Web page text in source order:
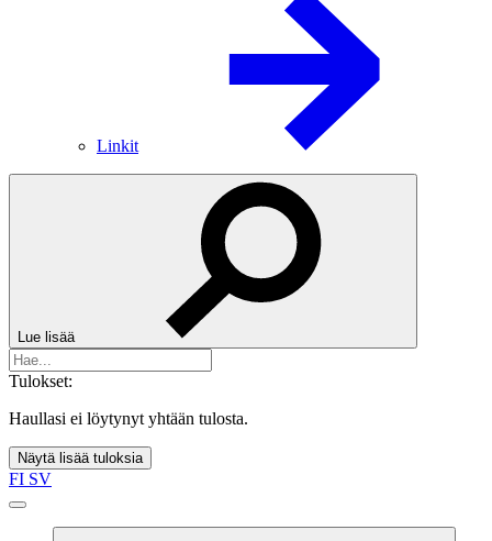
Linkit
Lue lisää
Tulokset:
Haullasi ei löytynyt yhtään tulosta.
Näytä lisää tuloksia
FI SV